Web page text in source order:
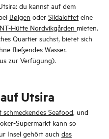
du kannst auf dem
Bølgen oder Sildaloftet eine
Hütte Nordvikgården mieten.
Quartier suchst, bietet sich
fließendes Wasser.
zur Verfügung).
Utsira
schmeckendes Seafood, und
Supermarkt kann so
Insel gehört auch das